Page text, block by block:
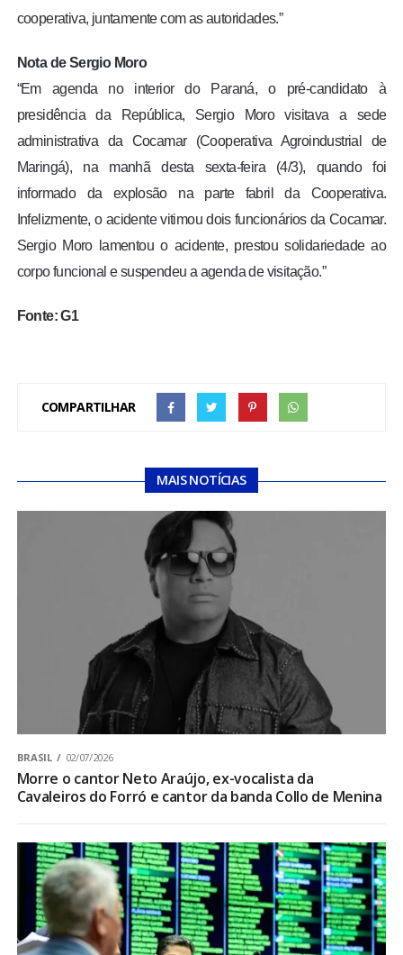
cooperativa, juntamente com as autoridades.”
Nota de Sergio Moro
“Em agenda no interior do Paraná, o pré-candidato à
presidência da República, Sergio Moro visitava a sede
administrativa da Cocamar (Cooperativa Agroindustrial de
Maringá), na manhã desta sexta-feira (4/3), quando foi
informado da explosão na parte fabril da Cooperativa.
Infelizmente, o acidente vitimou dois funcionários da Cocamar.
Sergio Moro lamentou o acidente, prestou solidariedade ao
corpo funcional e suspendeu a agenda de visitação.”
Fonte: G1
COMPARTILHAR
MAIS NOTÍCIAS
BRASIL 02/07/2026
Morre o cantor Neto Araújo, ex-vocalista da
Cavaleiros do Forró e cantor da banda Collo de Menina